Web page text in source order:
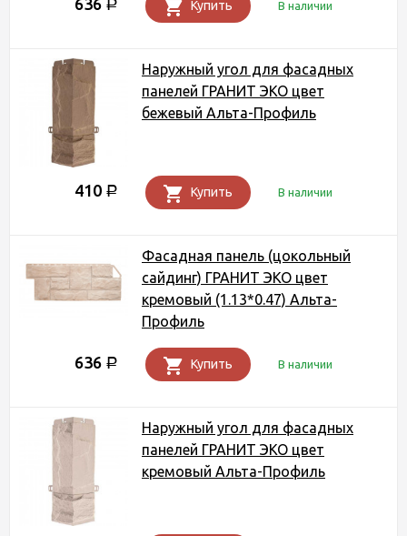
636 Р Купить В наличии
Наружный угол для фасадных
панелей ГРАНИТ ЭКО цвет
бежевый Альта-Профиль
410 Р Купить В наличии
Фасадная панель (цокольный
сайдинг) ГРАНИТ ЭКО цвет
кремовый (1.13*0.47) Альта-
Профиль
636 Р Купить В наличии
Наружный угол для фасадных
панелей ГРАНИТ ЭКО цвет
кремовый Альта-Профиль